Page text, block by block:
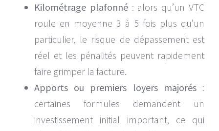
Kilométrage plafonné: alors qu’un VTC
roule en moyenne 3 à 5 fois plus qu’un
particulier, le risque de dépassement est
réel et les pénalités peuvent rapidement
faire grimper la facture.
Apports ou premiers loyers majorés:
certaines formules demandent un
investissement initial important, ce qui